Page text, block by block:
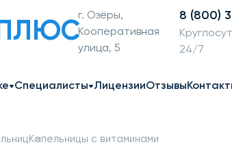
г. Озёры,
Кооперативная
улица, 5
8 (800)
24/7
Специалисты ЛицензииОтзывы
Капельницы с витаминами